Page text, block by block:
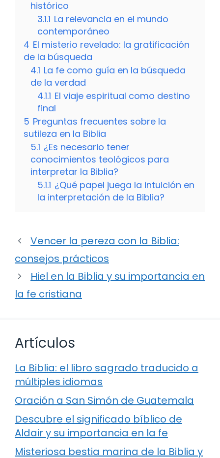
histórico
3.1.1 La relevancia en el mundo
contemporáneo
4 El misterio revelado: la gratificación
de la búsqueda
4.1 La fe como guía en la búsqueda
de la verdad
4.1.1 El viaje espiritual como destino
final
5 Preguntas frecuentes sobre la
sutileza en la Biblia
5.1 ¿Es necesario tener
conocimientos teológicos para
interpretar la Biblia?
5.1.1 ¿Qué papel juega la intuición en
la interpretación de la Biblia?
Vencer la pereza con la Biblia:
consejos prácticos
Hiel en la Biblia y su importancia en
la fe cristiana
Artículos
La Biblia: el libro sagrado traducido a
múltiples idiomas
Oración a San Simón de Guatemala
Descubre el significado bíblico de
Aldair y su importancia en la fe
Misteriosa bestia marina de la Biblia y